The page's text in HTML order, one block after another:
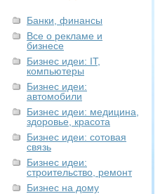
Банки, финансы
Все о рекламе и
бизнесе
Бизнес идеи: IT,
компьютеры
Бизнес идеи:
автомобили
Бизнес идеи: медицина,
здоровье, красота
Бизнес идеи: сотовая
связь
Бизнес идеи:
строительство, ремонт
Бизнес на дому